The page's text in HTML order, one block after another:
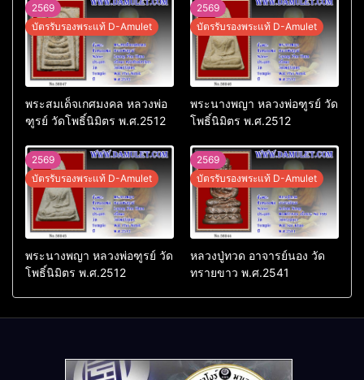
2569
บัตรรับรองพระแท้ D-Amulet
พระสมเด็จเกศมงคล หลวงพ่อ
ฑูรย์ วัดโพธิ์นิมิตร พ.ศ.2512
2569
บัตรรับรองพระแท้ D-Amulet
พระนางพญา หลวงพ่อฑูรย์ วัด
โพธิ์นิมิตร พ.ศ.2512
2569
บัตรรับรองพระแท้ D-Amulet
พระนางพญา หลวงพ่อฑูรย์ วัด
โพธิ์นิมิตร พ.ศ.2512
2569
บัตรรับรองพระแท้ D-Amulet
หลวงปู่ทวด อาจารย์นอง วัด
ทรายขาว พ.ศ.2541